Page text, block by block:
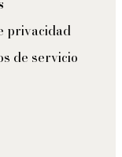
privacidad
de servicio